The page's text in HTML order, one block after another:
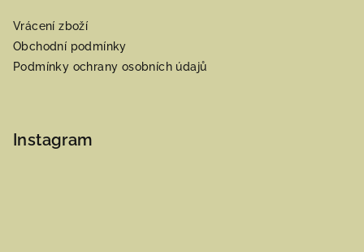
Vrácení zboží
Obchodní podmínky
Podmínky ochrany osobních údajů
Instagram